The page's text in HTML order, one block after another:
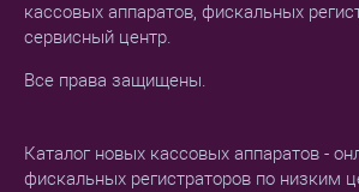
кассовых аппаратов, фискальных
сервисный центр.
Все права защищены.
Каталог новых кассовых аппаратов -
фискальных регистраторов по низким